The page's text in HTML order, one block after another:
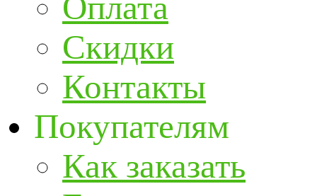
Скидки
Контакты
Покупателям
Как заказать